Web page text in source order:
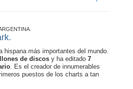
hispana más importantes del mundo.
de discos y ha editado 7
. Es el creador de innumerables
puestos de los charts a tan